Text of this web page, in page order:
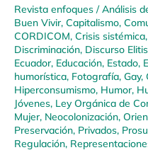
Revista enfoques /Análisis
Buen Vivir, Capitalismo,
CORDICOM, Crisis sistémica,
Discriminación, Discurso
Ecuador, Educación, Estado,
humorística, Fotografía, Gay,
Hiperconsumismo, Humor,
Jóvenes, Ley Orgánica de
Mujer, Neocolonización,
Preservación, Privados,
Regulación,